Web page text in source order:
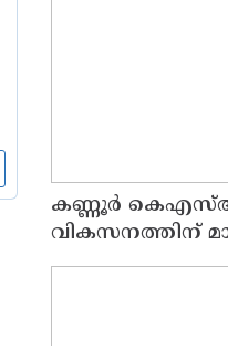
കണ്ണൂർ
വികസനത്തിന്
സമർപ്പിക്കും :